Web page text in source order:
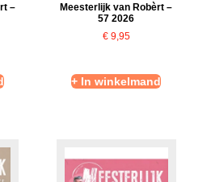
–
Meesterlijk van Robèrt –
57 2026
€9,95
+ In winkelmand